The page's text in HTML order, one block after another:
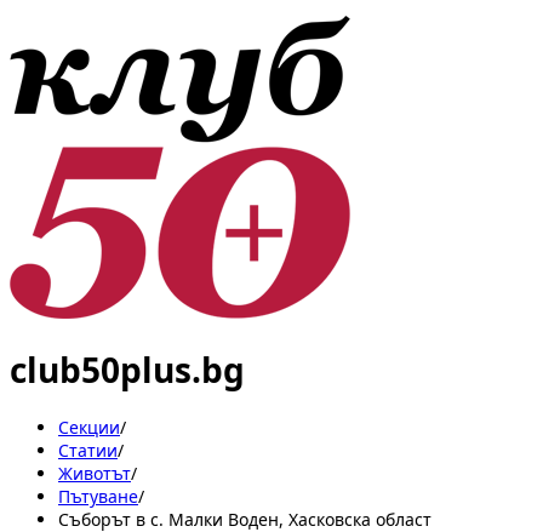
club50plus.bg
Секции/
Статии/
Животът/
Пътуване/
Съборът в с. Малки Воден, Хасковска област